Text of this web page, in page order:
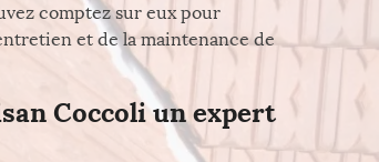
comptez sur eux pour
et de la maintenance de
Coccoli un expert